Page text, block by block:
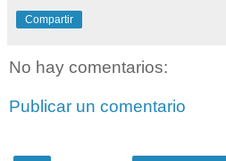
Compartir
No hay comentarios:
Publicar un comentario